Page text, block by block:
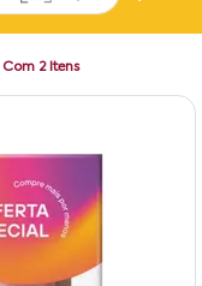
Bahia
2 Itens